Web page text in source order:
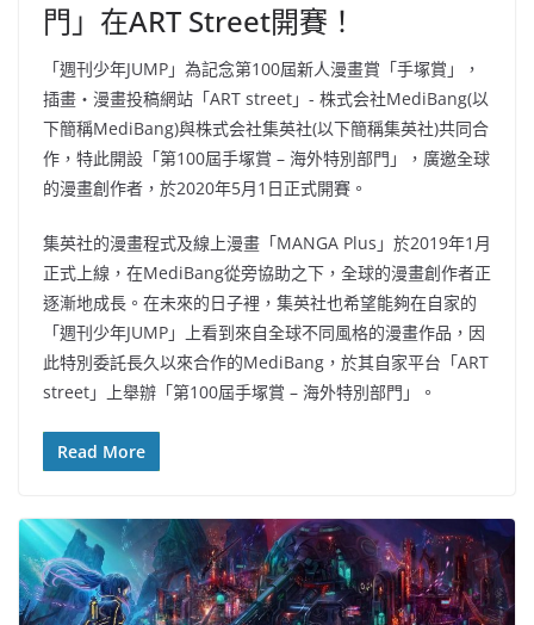
門」在ART Street開賽！
「週刊少年JUMP」為記念第100屆新人漫畫賞「手塚賞」，
插畫・漫畫投稿網站「ART street」- 株式会社MediBang(以
下簡稱MediBang)與株式会社集英社(以下簡稱集英社)共同合
作，特此開設「第100屆手塚賞 – 海外特別部門」，廣邀全球
的漫畫創作者，於2020年5月1日正式開賽。
集英社的漫畫程式及線上漫畫「MANGA Plus」於2019年1月
正式上線，在MediBang從旁協助之下，全球的漫畫創作者正
逐漸地成長。在未來的日子裡，集英社也希望能夠在自家的
「週刊少年JUMP」上看到來自全球不同風格的漫畫作品，因
此特別委託長久以來合作的MediBang，於其自家平台「ART
street」上舉辦「第100屆手塚賞 – 海外特別部門」。
Read More